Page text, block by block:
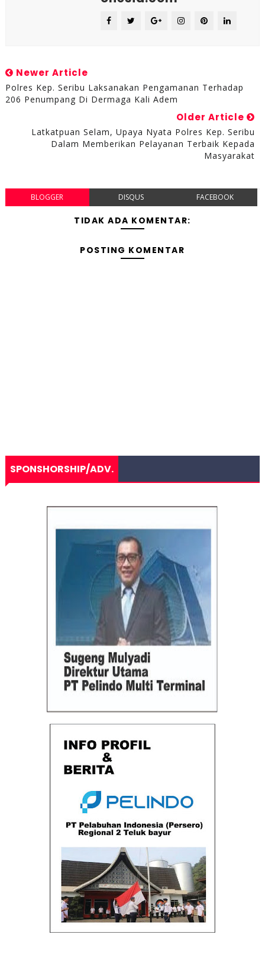
Newer Article
Polres Kep. Seribu Laksanakan Pengamanan Terhadap
206 Penumpang Di Dermaga Kali Adem
Older Article
Latkatpuan Selam, Upaya Nyata Polres Kep. Seribu
Dalam Memberikan Pelayanan Terbaik Kepada
Masyarakat
BLOGGER DISQUS FACEBOOK
TIDAK ADA KOMENTAR:
POSTING KOMENTAR
SPONSHORSHIP/ADV.